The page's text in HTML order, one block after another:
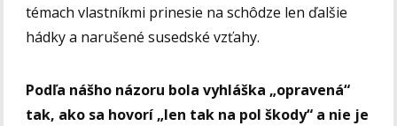
témach vlastníkmi prinesie na schôdze len ďalšie
hádky a narušené susedské vzťahy.
Podľa nášho názoru bola vyhláška „opravená“
tak, ako sa hovorí „len tak na pol škody“ a nie je